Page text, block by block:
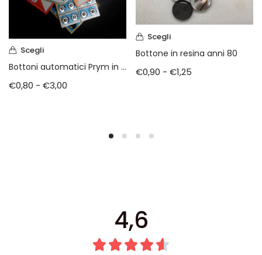
Scegli
Bottoni automatici Prym in acciaio
€0,80 - €3,00
Scegli
Bottone in resina anni 80
€0,90 - €1,25
4,6